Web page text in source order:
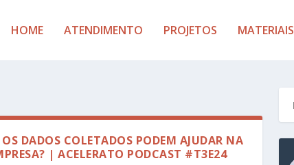
HOME ATENDIMENTO PROJETOS MATERIAIS
DADOS COLETADOS PODEM AJUDAR NA
| ACELERATO PODCAST #T3E24